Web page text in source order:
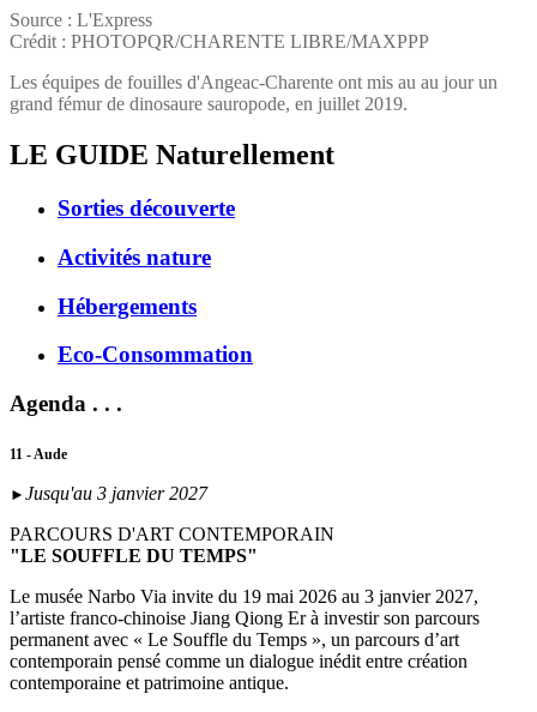
Source : L'Express
Crédit : PHOTOPQR/CHARENTE LIBRE/MAXPPP
Les équipes de fouilles d'Angeac-Charente ont mis au au jour un
grand fémur de dinosaure sauropode, en juillet 2019.
LE GUIDE Naturellement
Sorties découverte
Activités nature
Hébergements
Eco-Consommation
Agenda . . .
11 - Aude
► Jusqu'au 3 janvier 2027
PARCOURS D'ART CONTEMPORAIN
"LE SOUFFLE DU TEMPS"
Le musée Narbo Via invite du 19 mai 2026 au 3 janvier 2027,
l’artiste franco-chinoise Jiang Qiong Er à investir son parcours
permanent avec « Le Souffle du Temps », un parcours d’art
contemporain pensé comme un dialogue inédit entre création
contemporaine et patrimoine antique.